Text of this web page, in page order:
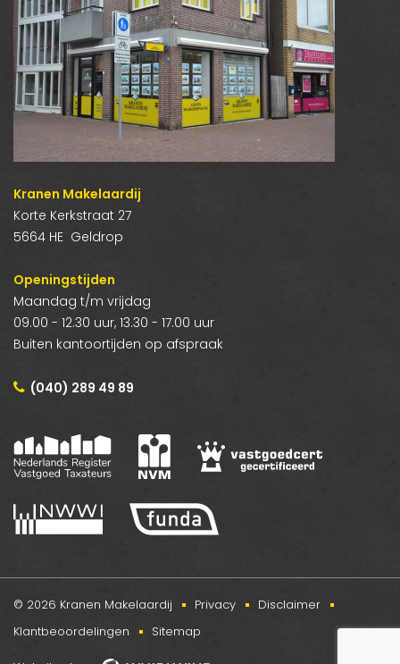
Kranen Makelaardij
Korte Kerkstraat 27
5664 HE Geldrop
Openingstijden
Maandag t/m vrijdag
09.00 - 12.30 uur, 13.30 - 17.00 uur
Buiten kantoortijden op afspraak
(040) 289 49 89
© 2026 Kranen Makelaardij Privacy
Disclaimer
Klantbeoordelingen
Sitemap